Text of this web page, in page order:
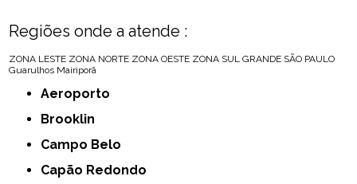
Regiões onde a atende :
ZONA LESTE ZONA NORTE ZONA OESTE ZONA SUL GRANDE SÃO PAULO
Guarulhos Mairiporã
Aeroporto
Brooklin
Campo Belo
Capão Redondo